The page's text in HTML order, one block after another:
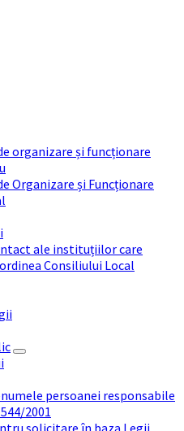
organizare și funcționare
Organizare și Funcționare
ale instituțiilor care
Consiliului Local
persoanei responsabile
2001
solicitare în baza Legii